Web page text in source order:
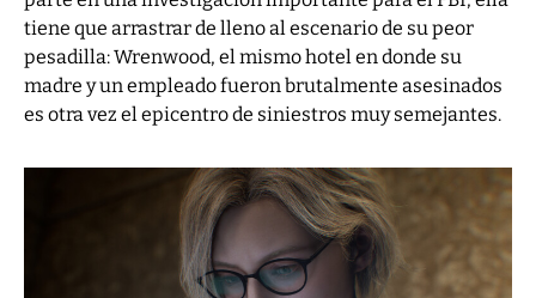
tiene que arrastrar de lleno al escenario de su peor
pesadilla: Wrenwood, el mismo hotel en donde su
madre y un empleado fueron brutalmente asesinados
es otra vez el epicentro de siniestros muy semejantes.